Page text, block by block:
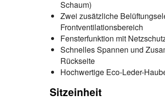
Schaum)
Zwei zusätzliche
Frontventilationsbereich
Fensterfunktion mit
Schnelles Spannen und
Rückseite
Hochwertige Eco-Leder-
Sitzeinheit